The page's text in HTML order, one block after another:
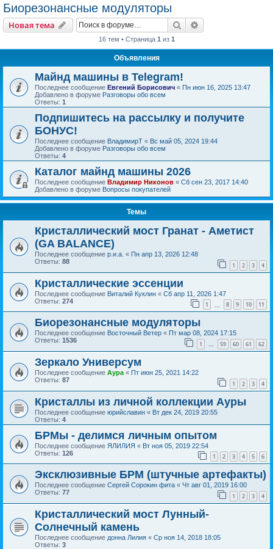
Биорезонансные модуляторы
Новая тема Поиск
16 тем • Страница 1 из 1
Объявления
Майнд машины в Telegram!
Последнее сообщение Евгений Борисович « Пн июн 16, 2025 13:47
Добавлено в форуме Разговоры обо всем
Ответы: 1
Подпишитесь на рассылку и получите
БОНУС!
Последнее сообщение ВладимирТ « Вс май 05, 2024 19:44
Добавлено в форуме Разговоры обо всем
Ответы: 4
Каталог майнд машины 2026
Последнее сообщение Владимир Никонов « Сб сен 23, 2017 14:40
Добавлено в форуме Вопросы покупателей
Темы
Кристаллический мост Гранат - Аметист
(GA BALANCE)
Последнее сообщение р.и.а. « Пн апр 13, 2026 12:48
Ответы: 88 1 2 3 4
Кристаллические эссенции
Последнее сообщение Виталий Куклин « Сб апр 11, 2026 1:47
Ответы: 274 1 8 9 10 11
Биорезонансные модуляторы
Последнее сообщение Восточный Ветер « Пт мар 08, 2024 17:15
Ответы: 1536 1 … 59 60 61 62
Зеркало Универсум
Последнее сообщение Аура « Пт июн 25, 2021 14:22
Ответы: 87 1 2 3 4
Кристаллы из личной коллекции Ауры
Последнее сообщение юрийславин « Вт дек 24, 2019 20:55
Ответы: 4
БРМы - делимся личным опытом
Последнее сообщение ЯЛИЛИЯ « Вт ноя 05, 2019 22:54
Ответы: 126 1 2 3 4 5 6
Эксклюзивные БРМ (штучные артефакты)
Последнее сообщение Сергей Сорокин фита « Чт авг 01, 2019 16:00
Ответы: 77 1 2 3 4
Кристаллический мост Лунный-
Солнечный камень
Последнее сообщение донна Лилия « Ср ноя 14, 2018 18:05
Ответы: 3